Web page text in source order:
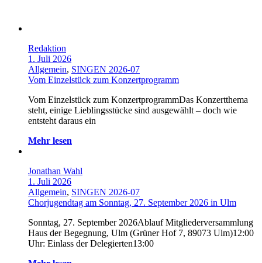
Redaktion
1. Juli 2026
Allgemein, SINGEN 2026-07
Vom Einzelstück zum Konzertprogramm
Vom Einzelstück zum KonzertprogrammDas Konzertthema
steht, einige Lieblingsstücke sind ausgewählt – doch wie
entsteht daraus ein
Mehr lesen
Jonathan Wahl
1. Juli 2026
Allgemein, SINGEN 2026-07
Chorjugendtag am Sonntag, 27. September 2026 in Ulm
Sonntag, 27. September 2026Ablauf Mitgliederversammlung
Haus der Begegnung, Ulm (Grüner Hof 7, 89073 Ulm)12:00
Uhr: Einlass der Delegierten13:00